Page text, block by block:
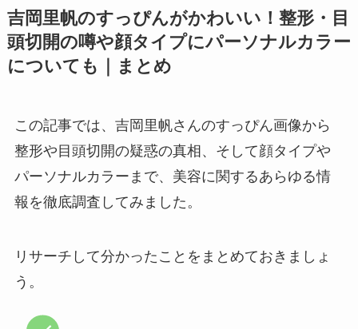
吉岡里帆のすっぴんがかわいい！整形・目
頭切開の噂や顔タイプにパーソナルカラー
についても｜まとめ
この記事では、吉岡里帆さんのすっぴん画像から
整形や目頭切開の疑惑の真相、そして顔タイプや
パーソナルカラーまで、美容に関するあらゆる情
報を徹底調査してみました。
リサーチして分かったことをまとめておきましょ
う。